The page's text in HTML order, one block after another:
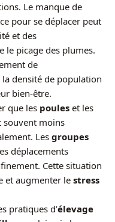
Le manque de
pour se déplacer peut
et des
le picage des plumes.
de
densité de population
bien-être.
que les poules et les
souvent moins
Les groupes
déplacements
Cette situation
et augmenter le stress
pratiques d’élevage